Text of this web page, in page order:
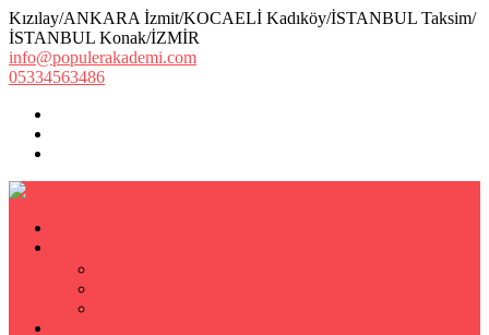
Kızılay/ANKARA İzmit/KOCAELİ Kadıköy/İSTANBUL Taksim/
İSTANBUL Konak/İZMİR
info@populerakademi.com
05334563486